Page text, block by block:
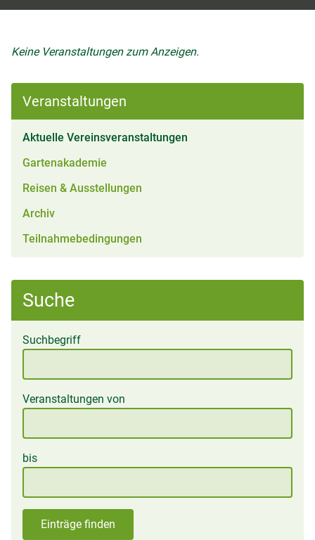
Veranstaltungen
Aktuelle Vereinsveranstaltungen
Gartenakademie
Reisen & Ausstellungen
Archiv
Teilnahmebedingungen
Suche
Suchbegriff
Veranstaltungen von
bis
Einträge finden
Keine Veranstaltungen zum Anzeigen.